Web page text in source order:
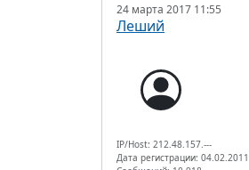
24 марта 2017 11:55
Леший
IP/Host: 212.48.157.---
Дата регистрации: 04.02.2011